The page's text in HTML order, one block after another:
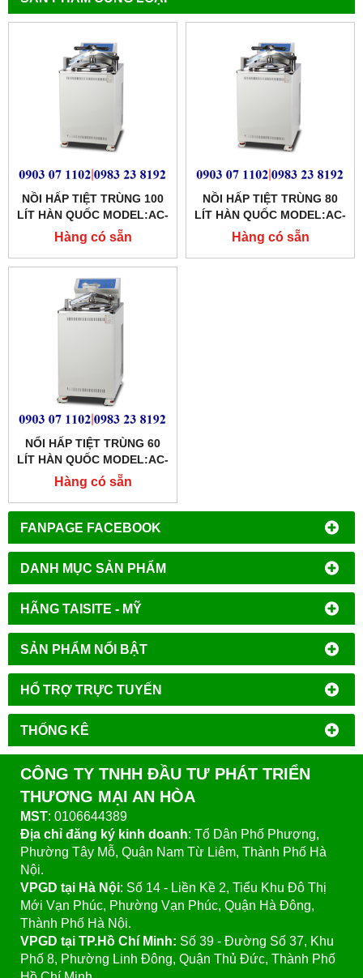
FANPAGE FACEBOOK
DANH MỤC SẢN PHẨM
HÃNG TAISITE - MỸ
SẢN PHẨM NỔI BẬT
HỔ TRỢ TRỰC TUYẾN
THỐNG KÊ
NỒI HẤP TIỆT TRÙNG 100
LÍT HÀN QUỐC MODEL:AC-
100
Hàng có sẵn
NỒI HẤP TIỆT TRÙNG 80
LÍT HÀN QUỐC MODEL:AC-
80
Hàng có sẵn
NỔI HẤP TIỆT TRÙNG 60
LÍT HÀN QUỐC MODEL:AC-
60
Hàng có sẵn
CÔNG TY TNHH ĐẦU TƯ PHÁT TRIỂN
THƯƠNG MẠI AN HÒA
MST: 0106644389
Địa chỉ đăng ký kinh doanh: Tổ Dân Phố Phượng,
Phường Tây Mỗ, Quận Nam Từ Liêm, Thành Phố Hà
Nội.
VPGD tại Hà Nội: Số 14 - Liền Kề 2, Tiểu Khu Đô Thị
Mới Vạn Phúc, Phường Vạn Phúc, Quận Hà Đông,
Thành Phố Hà Nội.
VPGD tại TP.Hồ Chí Minh: Số 39 - Đường Số 37, Khu
Phố 8, Phường Linh Đông, Quận Thủ Đức, Thành Phố